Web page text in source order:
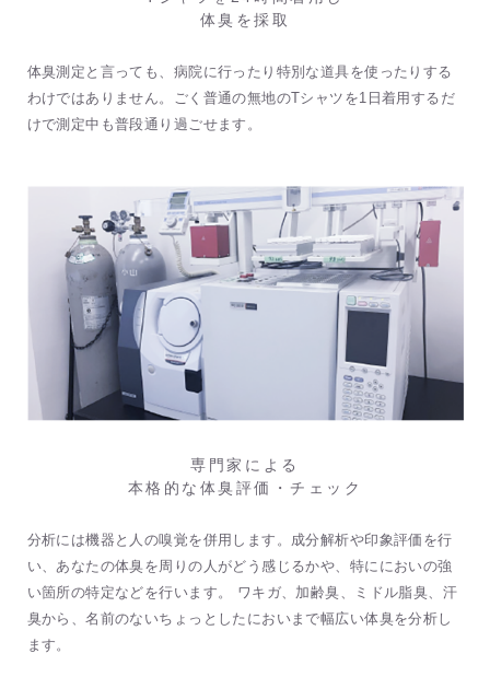
体臭を採取
体臭測定と言っても、病院に行ったり特別な道具を使ったりする
わけではありません。ごく普通の無地のTシャツを1日着用するだ
けで測定中も普段通り過ごせます。
専門家による
本格的な体臭評価・チェック
分析には機器と人の嗅覚を併用します。成分解析や印象評価を行
い、あなたの体臭を周りの人がどう感じるかや、特ににおいの強
い箇所の特定などを行います。 ワキガ、加齢臭、ミドル脂臭、汗
臭から、名前のないちょっとしたにおいまで幅広い体臭を分析し
ます。